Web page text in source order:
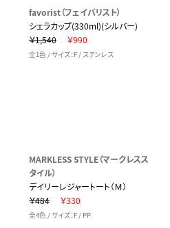
favorist（フェイバリスト）
シェラカップ(330ml)(シルバー)
￥1,540
￥990
全1色 / サイズ：F / ステンレス
MARKLESS STYLE（マークレスス
タイル）
デイリーレジャートート（Ｍ）
￥484
￥330
全4色 / サイズ：F / PP